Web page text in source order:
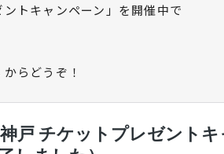
トキャンペーン」を開催中で
らどうぞ！